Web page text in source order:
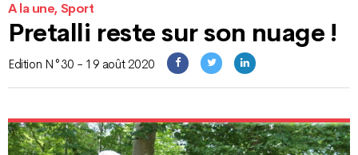
A la une, Sport
Pretalli reste sur son nuage !
Edition N°30 - 19 août 2020